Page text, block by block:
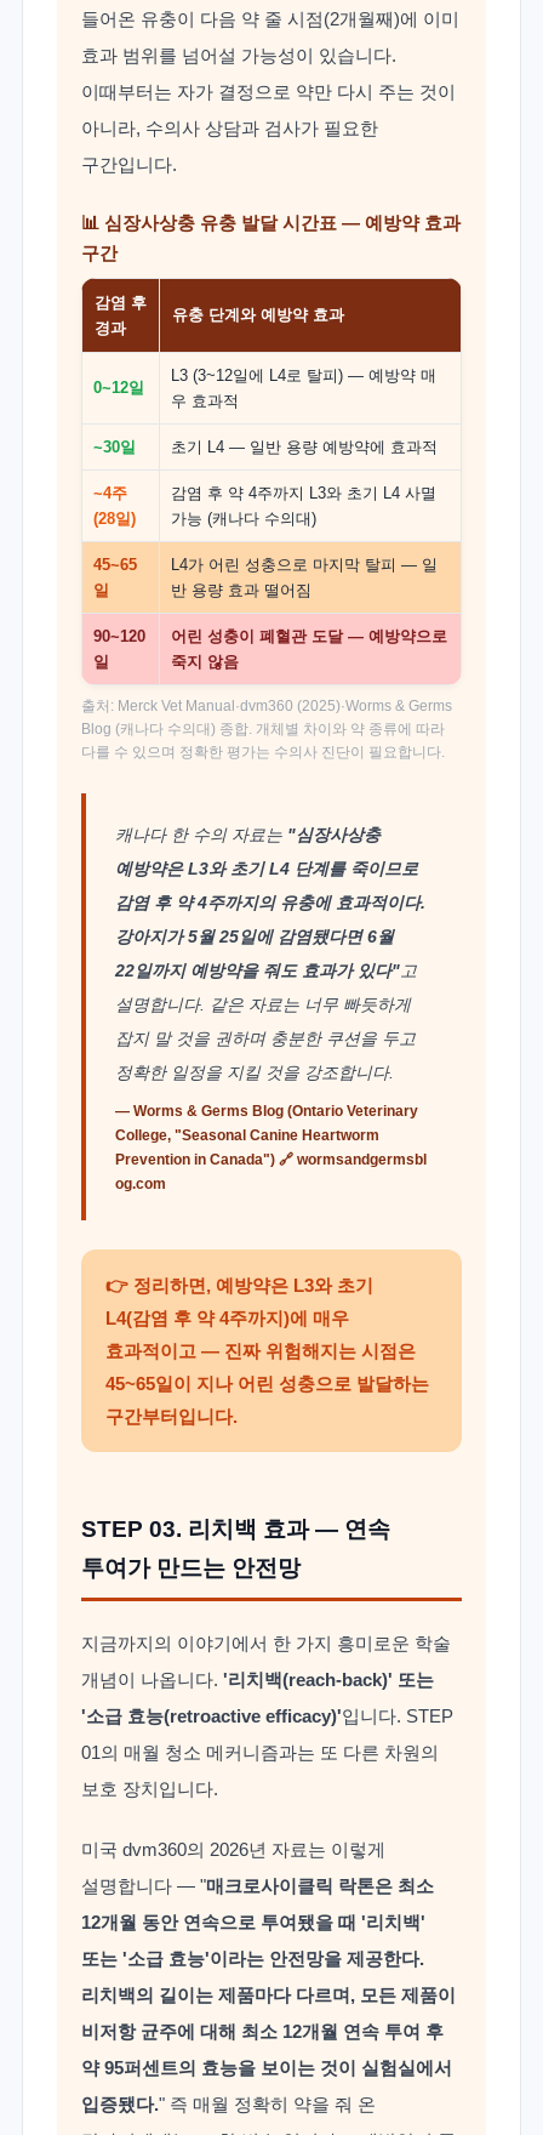
들어온 유충이 다음 약 줄 시점(2개월째)에 이미
효과 범위를 넘어설 가능성이 있습니다.
이때부터는 자가 결정으로 약만 다시 주는 것이
아니라, 수의사 상담과 검사가 필요한
구간입니다.
📊 심장사상충 유충 발달 시간표 — 예방약 효과
구간
감염 후
경과
유충 단계와 예방약 효과
0~12일
L3 (3~12일에 L4로 탈피) — 예방약 매
우 효과적
~30일 초기 L4 — 일반 용량 예방약에 효과적
~4주
(28일)
감염 후 약 4주까지 L3와 초기 L4 사멸
가능 (캐나다 수의대)
45~65
일
L4가 어린 성충으로 마지막 탈피 — 일
반 용량 효과 떨어짐
90~120
일
어린 성충이 폐혈관 도달 — 예방약으로
죽지 않음
출처: Merck Vet Manual·dvm360 (2025)·Worms & Germs
Blog (캐나다 수의대) 종합. 개체별 차이와 약 종류에 따라
다를 수 있으며 정확한 평가는 수의사 진단이 필요합니다.
캐나다 한 수의 자료는 "심장사상충
예방약은 L3와 초기 L4 단계를 죽이므로
감염 후 약 4주까지의 유충에 효과적이다.
강아지가 5월 25일에 감염됐다면 6월
22일까지 예방약을 줘도 효과가 있다"고
설명합니다. 같은 자료는 너무 빠듯하게
잡지 말 것을 권하며 충분한 쿠션을 두고
정확한 일정을 지킬 것을 강조합니다.
— Worms & Germs Blog (Ontario Veterinary
College, "Seasonal Canine Heartworm
Prevention in Canada") 🔗 wormsandgermsbl
og.com
👉 정리하면, 예방약은 L3와 초기
L4(감염 후 약 4주까지)에 매우
효과적이고 — 진짜 위험해지는 시점은
45~65일이 지나 어린 성충으로 발달하는
구간부터입니다.
STEP 03. 리치백 효과 — 연속
투여가 만드는 안전망
지금까지의 이야기에서 한 가지 흥미로운 학술
개념이 나옵니다. '리치백(reach-back)' 또는
'소급 효능(retroactive efficacy)'입니다. STEP
01의 매월 청소 메커니즘과는 또 다른 차원의
보호 장치입니다.
미국 dvm360의 2026년 자료는 이렇게
설명합니다 — "매크로사이클릭 락톤은 최소
12개월 동안 연속으로 투여됐을 때 '리치백'
또는 '소급 효능'이라는 안전망을 제공한다.
리치백의 길이는 제품마다 다르며, 모든 제품이
비저항 균주에 대해 최소 12개월 연속 투여 후
약 95퍼센트의 효능을 보이는 것이 실험실에서
입증됐다." 즉 매월 정확히 약을 줘 온